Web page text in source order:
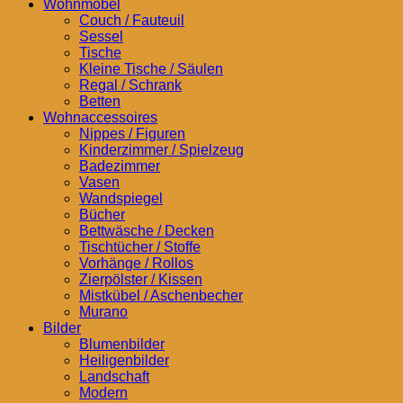
Wohnmöbel
Couch / Fauteuil
Sessel
Tische
Kleine Tische / Säulen
Regal / Schrank
Betten
Wohnaccessoires
Nippes / Figuren
Kinderzimmer / Spielzeug
Badezimmer
Vasen
Wandspiegel
Bücher
Bettwäsche / Decken
Tischtücher / Stoffe
Vorhänge / Rollos
Zierpölster / Kissen
Mistkübel / Aschenbecher
Murano
Bilder
Blumenbilder
Heiligenbilder
Landschaft
Modern